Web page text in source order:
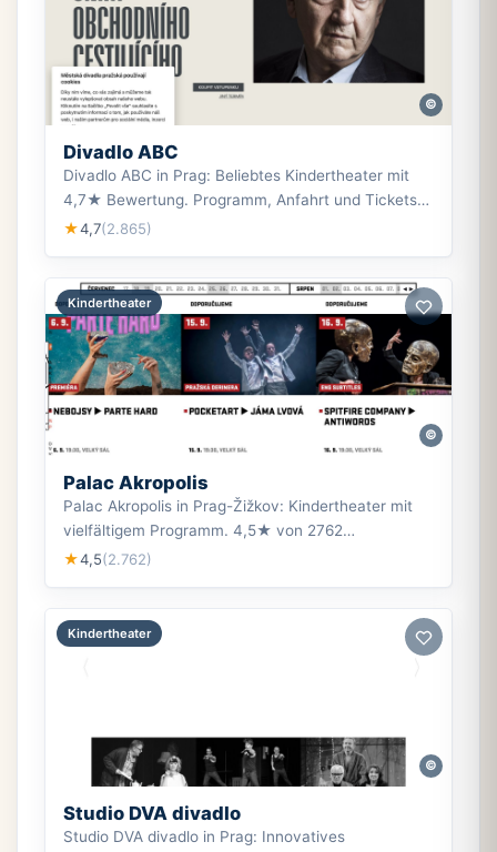
©
Divadlo ABC
Divadlo ABC in Prag: Beliebtes Kindertheater mit
4,7★ Bewertung. Programm, Anfahrt und Tickets
für Familienausflüge.
★4,7(2.865)
©
Kindertheater
Palac Akropolis
Palac Akropolis in Prag-Žižkov: Kindertheater mit
vielfältigem Programm. 4,5★ von 2762
Bewertungen. Tickets, Öffnungszeiten & mehr.
★4,5(2.762)
©
Kindertheater
Studio DVA divadlo
Studio DVA divadlo in Prag: Innovatives